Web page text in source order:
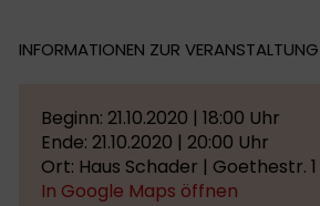
INFORMATIONEN ZUR VERANSTALTUNG
Beginn: 21.10.2020 | 18:00 Uhr
Ende: 21.10.2020 | 20:00 Uhr
Ort: Haus Schader | Goethestr.
In Google Maps öffnen